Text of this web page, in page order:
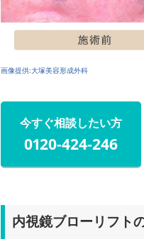
画像提供:大塚美容形成外科
今すぐ相談したい方
0120-424-246
内視鏡ブローリフト